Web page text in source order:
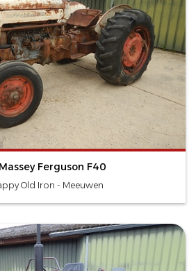
Ferguson F40
Old Iron - Meeuwen